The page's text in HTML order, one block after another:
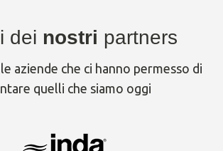
dei nostri partners
aziende che ci hanno permesso di
quelli che siamo oggi